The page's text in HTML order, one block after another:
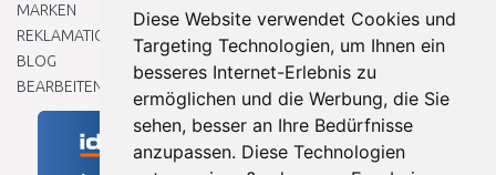
Diese Website verwendet Cookies und
Targeting Technologien, um Ihnen ein
besseres Internet-Erlebnis zu
ermöglichen und die Werbung, die Sie
sehen, besser an Ihre Bedürfnisse
anzupassen. Diese Technologien
MARKEN
REKLAMATIONEN UND RETOUREN
BLOG
BEARBEITEN SIE MEINE COOKIE-EINSTELLUNGEN